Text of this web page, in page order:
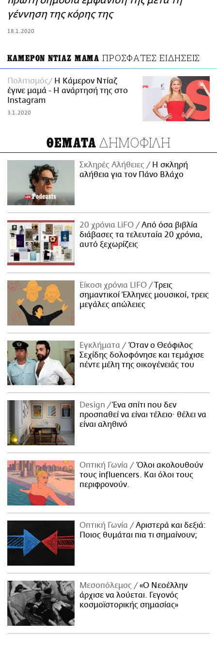
ΑΜΠΑ
γέννηση της κόρης της
18.1.2020
ΚΑΜΕΡΟΝ ΝΤΙΑΖ ΜΑΜΑ ΠΡΟΣΦΑΤΕΣ ΕΙΔΗΣΕΙΣ
Πολιτισμός
Η Κάμερον Ντίαζ
έγινε μαμά - Η ανάρτησή της στο
Instagram
3.1.2020
ΘΕΜΑΤΑ ΔΗΜΟΦΙΛΗ
Σκληρές Αλήθειες
H σκληρή
αλήθεια για τον Πάνο Βλάχο
20 χρόνια LiFO
Από όσα βιβλία
διάβασες τα τελευταία 20 χρόνια,
αυτό ξεχωρίζεις
Είκοσι χρόνια LIFO
Tρεις
σημαντικοί Έλληνες μουσικοί, τρεις
μεγάλες απώλειες
Εγκλήματα
Όταν ο Θεόφιλος
Σεχίδης δολοφόνησε και τεμάχισε
πέντε μέλη της οικογένειάς του
Design
Ένα σπίτι που δεν
προσπαθεί να είναι τέλειο· θέλει να
είναι αληθινό
Οπτική Γωνία
Όλοι ακολουθούν
τους influencers. Και όλοι τους
περιφρονούν.
Οπτική Γωνία
Αριστερά και δεξιά:
Ποιος θυμάται πια τι σημαίνουν;
Μεσοπόλεμος
«Ο Νεοέλλην
άρχισε να λούεται. Γεγονός
κοσμοϊστορικής σημασίας»